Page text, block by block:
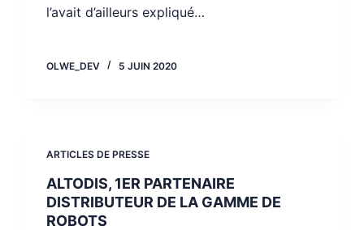
l’avait d’ailleurs expliqué…
OLWE_DEV 5 JUIN 2020
ARTICLES DE PRESSE
ALTODIS, 1ER PARTENAIRE
DISTRIBUTEUR DE LA GAMME DE
ROBOTS